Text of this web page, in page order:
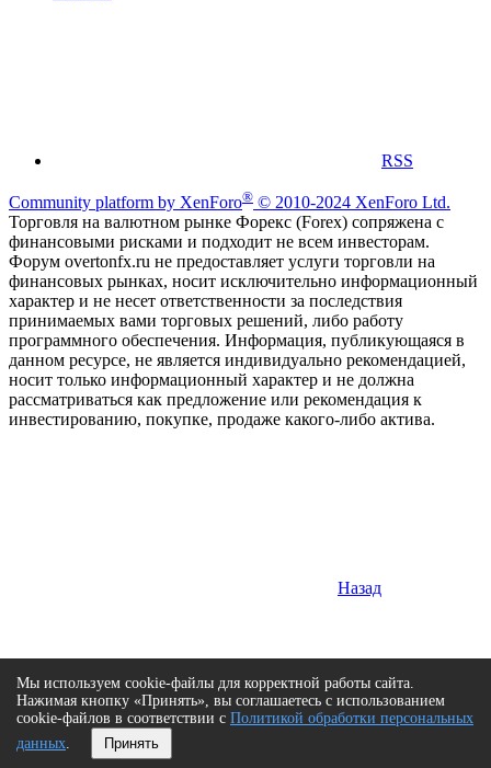
RSS
Community platform by XenForo® © 2010-2024 XenForo Ltd.
Торговля на валютном рынке Форекс (Forex) сопряжена с
финансовыми рисками и подходит не всем инвесторам.
Форум overtonfx.ru не предоставляет услуги торговли на
финансовых рынках, носит исключительно информационный
характер и не несет ответственности за последствия
принимаемых вами торговых решений, либо работу
программного обеспечения. Информация, публикующаяся в
данном ресурсе, не является индивидуально рекомендацией,
носит только информационный характер и не должна
рассматриваться как предложение или рекомендация к
инвестированию, покупке, продаже какого-либо актива.
Назад
Мы используем cookie-файлы для корректной работы сайта.
Нажимая кнопку «Принять», вы соглашаетесь с использованием
cookie-файлов в соответствии с Политикой обработки персональных
данных. Принять